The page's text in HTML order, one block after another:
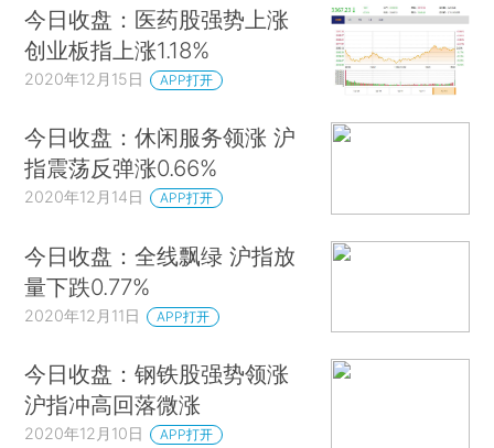
今日收盘：医药股强势上涨
创业板指上涨1.18%
2020年12月15日 APP打开
今日收盘：休闲服务领涨 沪
指震荡反弹涨0.66%
2020年12月14日 APP打开
今日收盘：全线飘绿 沪指放
量下跌0.77%
2020年12月11日 APP打开
今日收盘：钢铁股强势领涨
沪指冲高回落微涨
2020年12月10日 APP打开